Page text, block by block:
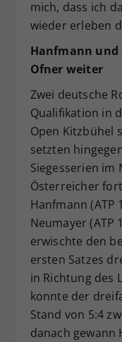
mich, dass ich
wieder erleben
Hanfmann und
Ofner weiter
Zwei deutsche
Qualifikation in
Open Kitzbühel
setzten
Siegesserien im
Österreicher
Hanfmann (ATP
Neumayer (ATP
erwischte den
ersten Satzes
in Richtung des
konnte der
Stand von 5:4
danach gewann